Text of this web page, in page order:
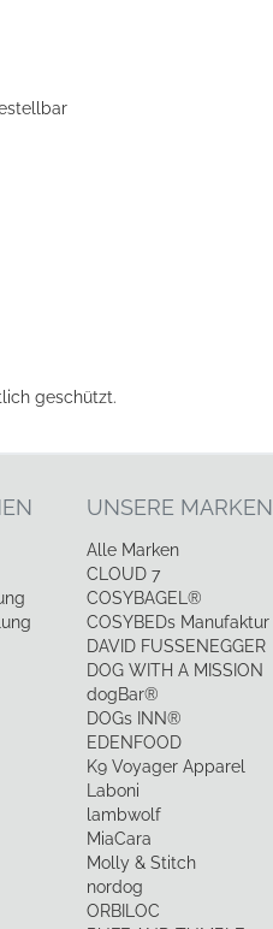
geschützt.
UNSERE MARKEN
Alle Marken
CLOUD 7
COSYBAGEL®
COSYBEDs Manufaktur
DAVID FUSSENEGGER
DOG WITH A MISSION
dogBar®
DOGs INN®
EDENFOOD
K9 Voyager Apparel
Laboni
lambwolf
MiaCara
Molly & Stitch
nordog
ORBILOC